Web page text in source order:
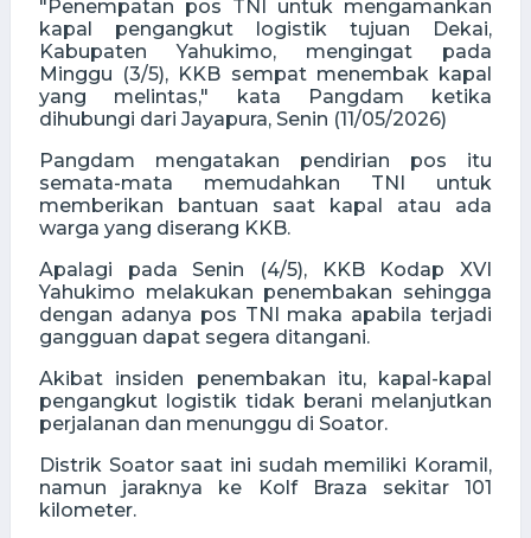
"Penempatan pos TNI untuk mengamankan
kapal pengangkut logistik tujuan Dekai,
Kabupaten Yahukimo, mengingat pada
Minggu (3/5), KKB sempat menembak kapal
yang melintas," kata Pangdam ketika
dihubungi dari Jayapura, Senin (11/05/2026)
Pangdam mengatakan pendirian pos itu
semata-mata memudahkan TNI untuk
memberikan bantuan saat kapal atau ada
warga yang diserang KKB.
Apalagi pada Senin (4/5), KKB Kodap XVI
Yahukimo melakukan penembakan sehingga
dengan adanya pos TNI maka apabila terjadi
gangguan dapat segera ditangani.
Akibat insiden penembakan itu, kapal-kapal
pengangkut logistik tidak berani melanjutkan
perjalanan dan menunggu di Soator.
Distrik Soator saat ini sudah memiliki Koramil,
namun jaraknya ke Kolf Braza sekitar 101
kilometer.